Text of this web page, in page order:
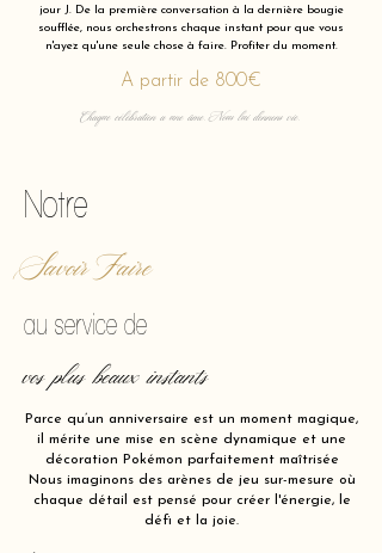
jour J. De la première conversation à la dernière bougie
soufflée, nous orchestrons chaque instant pour que vous
n'ayez qu'une seule chose à faire. Profiter du moment.
A partir de 800€
Chaque célébration a une âme. Nous lui donnons vie.
Notre
Savoir Faire
au service de
vos plus beaux instants
Parce qu’un anniversaire est un moment magique,
il mérite une mise en scène dynamique et une
décoration Pokémon parfaitement maîtrisée
Nous imaginons des arènes de jeu sur-mesure où
chaque détail est pensé pour créer l'énergie, le
défi et la joie.